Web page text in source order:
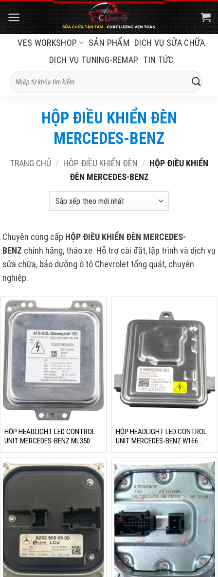
Bỏ
qua
nội
VES WORKSHOP SẢN PHẨM DỊCH VỤ SỬA CHỮA
DỊCH VỤ TUNING-REMAP TIN TỨC
Tìm
kiếm:
HỘP ĐIỀU KHIỂN ĐÈN
MERCEDES-BENZ
TRANG CHỦ / HỘP ĐIỀU KHIỂN ĐÈN / HỘP ĐIỀU KHIỂN
ĐÈN MERCEDES-BENZ
Chuyên cung cấp HỘP ĐIỀU KHIỂN ĐÈN MERCEDES-
BENZ chính hãng, tháo xe. Hỗ trợ cài đặt, lập trình và dịch vụ
sửa chữa, bảo dưỡng ô tô Chevrolet tổng quát, chuyên
nghiệp.
HỘP HEADLIGHT LED CONTROL
UNIT MERCEDES-BENZ ML350
HỘP HEADLIGHT LED CONTROL
UNIT MERCEDES-BENZ W166
W204